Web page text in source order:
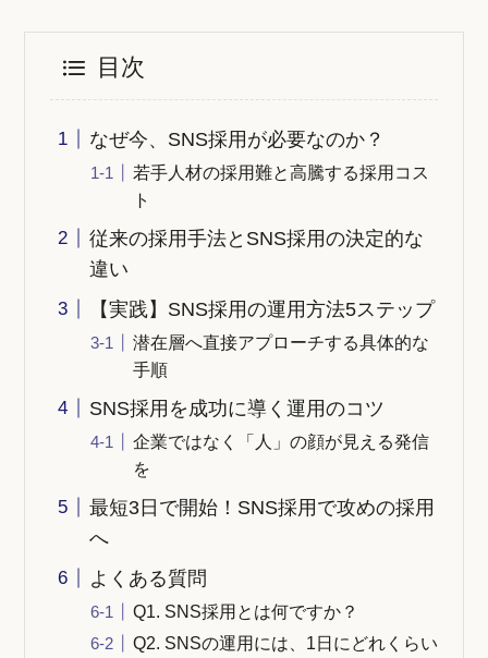
目次
なぜ今、SNS採用が必要なのか？
若手人材の採用難と高騰する採用コス
ト
従来の採用手法とSNS採用の決定的な
違い
【実践】SNS採用の運用方法5ステップ
潜在層へ直接アプローチする具体的な
手順
SNS採用を成功に導く運用のコツ
企業ではなく「人」の顔が見える発信
を
最短3日で開始！SNS採用で攻めの採用
へ
よくある質問
Q1. SNS採用とは何ですか？
Q2. SNSの運用には、1日にどれくらい